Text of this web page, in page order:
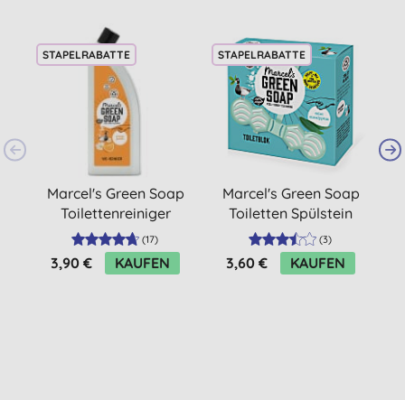
STAPELRABATTE
Marcel's Green Soap
Toilettenreiniger
Orange & Jasmin
(17)
3,90 € KAUFEN
STAPELRABATTE
Marcel's Green Soap
Toiletten Spülstein
Minze & Eukalyptus
(3)
3,60 € KAUFEN